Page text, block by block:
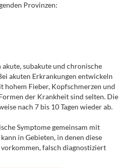
Provinzen:
subakute und chronische
akuten Erkrankungen entwickeln
hohem Fieber, Kopfschmerzen und
der Krankheit sind selten. Die
nach 7 bis 10 Tagen wieder ab.
Symptome gemeinsam mit
in Gebieten, in denen diese
falsch diagnostiziert